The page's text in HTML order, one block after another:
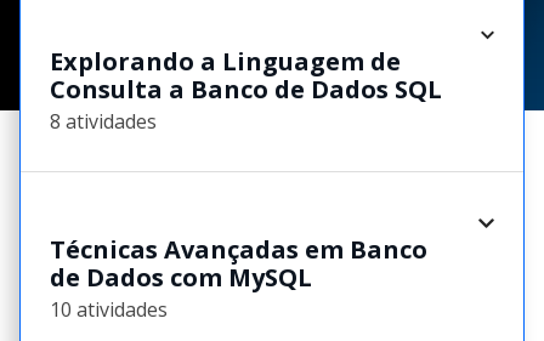
Explorando a Linguagem de
Consulta a Banco de Dados SQL
8 atividades
Técnicas Avançadas em Banco
de Dados com MySQL
10 atividades